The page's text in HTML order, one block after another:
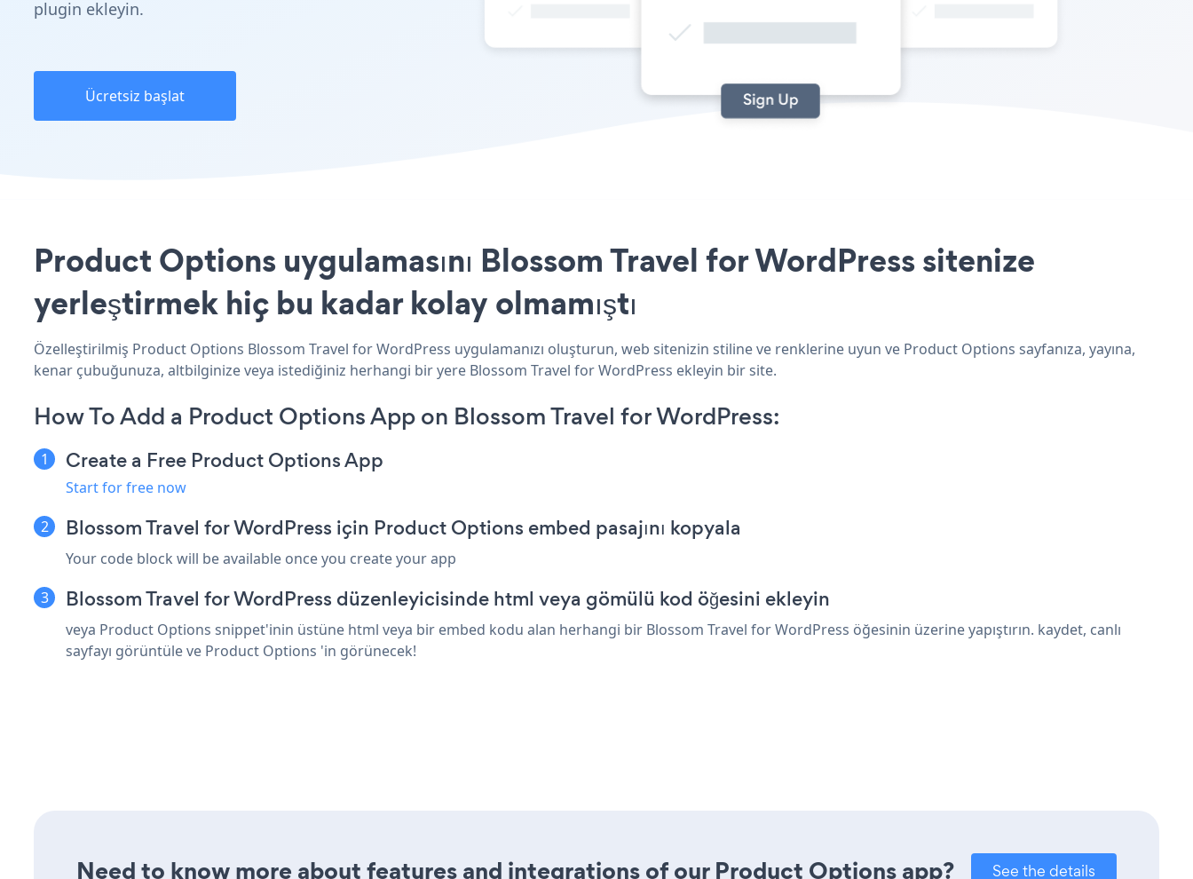
plugin ekleyin.
Ücretsiz başlat
Product Options uygulamasını Blossom Travel for WordPress sitenize
yerleştirmek hiç bu kadar kolay olmamıştı
Özelleştirilmiş Product Options Blossom Travel for WordPress uygulamanızı oluşturun, web sitenizin stiline ve renklerine uyun ve Product Options sayfanıza, yayına,
kenar çubuğunuza, altbilginize veya istediğiniz herhangi bir yere Blossom Travel for WordPress ekleyin bir site.
How To Add a Product Options App on Blossom Travel for WordPress:
Create a Free Product Options App
Start for free now
Blossom Travel for WordPress için Product Options embed pasajını kopyala
Your code block will be available once you create your app
Blossom Travel for WordPress düzenleyicisinde html veya gömülü kod öğesini ekleyin
veya Product Options snippet'inin üstüne html veya bir embed kodu alan herhangi bir Blossom Travel for WordPress öğesinin üzerine yapıştırın. kaydet, canlı
sayfayı görüntüle ve Product Options 'in görünecek!
Need to know more about features and integrations of our Product Options app? See the details